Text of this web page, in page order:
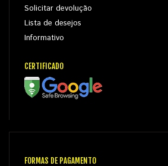
Solicitar devolução
Lista de desejos
Informativo
CERTIFICADO
FORMAS DE PAGAMENTO